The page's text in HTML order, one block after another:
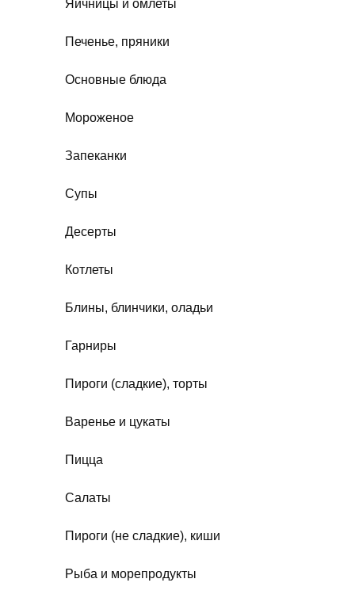
Яичницы и омлеты
Печенье, пряники
Основные блюда
Мороженое
Запеканки
Супы
Десерты
Котлеты
Блины, блинчики, оладьи
Гарниры
Пироги (сладкие), торты
Варенье и цукаты
Пицца
Салаты
Пироги (не сладкие), киши
Рыба и морепродукты